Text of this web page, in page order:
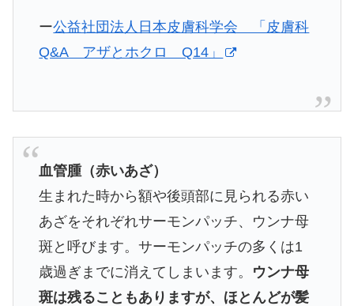
ー公益社団法人日本皮膚科学会 「皮膚科
Q&A アザとホクロ Q14」
血管腫（赤いあざ）
生まれた時から額や後頭部に見られる赤い
あざをそれぞれサーモンパッチ、ウンナ母
斑と呼びます。サーモンパッチの多くは1
歳過ぎまでに消えてしまいます。 ウンナ母
斑は残ることもありますが、ほとんどが髪